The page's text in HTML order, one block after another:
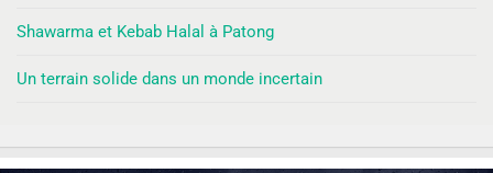
Shawarma et Kebab Halal à Patong
Un terrain solide dans un monde incertain